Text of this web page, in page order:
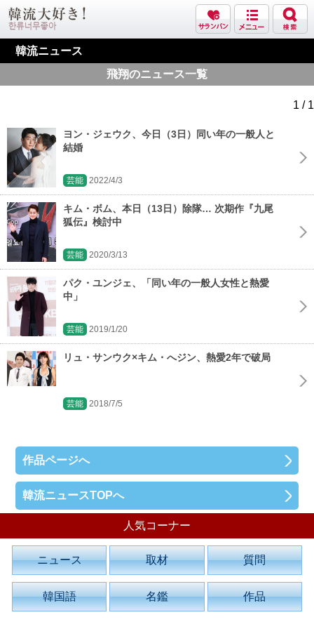
韓流ニュース
飛翔のニュース一覧
1 / 1
ヨン・ジェウク、今日（3日）同い年の一般人と
結婚
芸能 2022/4/3
キム・ボム、本日（13日）除隊… 次期作『九尾
狐伝』検討中
芸能 2020/3/13
パク・ユンジェ、「同い年の一般人女性と熱愛
中」
芸能 2019/1/20
リュ・サンウク×キム・へジン、熱愛2年で破局
芸能 2018/7/5
作品ページへ
韓流ニュースTOPへ
人気コーナー
ニュース 取材 質問
韓国語 名鑑 作品